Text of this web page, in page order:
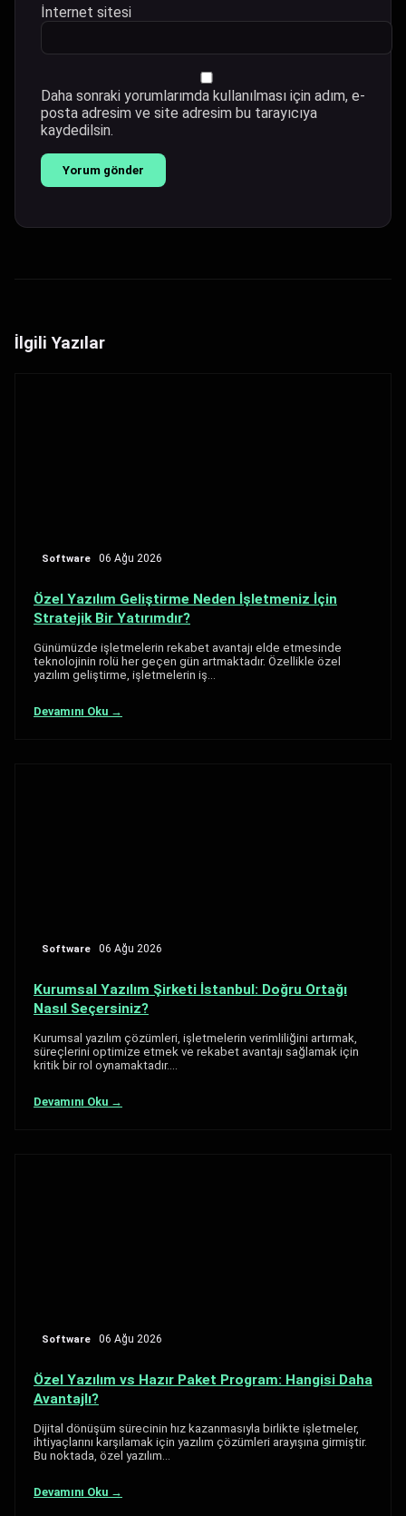
İnternet sitesi
Daha sonraki yorumlarımda kullanılması için adım, e-
posta adresim ve site adresim bu tarayıcıya
kaydedilsin.
İlgili Yazılar
Software 06 Ağu 2026
Özel Yazılım Geliştirme Neden İşletmeniz İçin
Stratejik Bir Yatırımdır?
Günümüzde işletmelerin rekabet avantajı elde etmesinde
teknolojinin rolü her geçen gün artmaktadır. Özellikle özel
yazılım geliştirme, işletmelerin iş…
Devamını Oku →
Software 06 Ağu 2026
Kurumsal Yazılım Şirketi İstanbul: Doğru Ortağı
Nasıl Seçersiniz?
Kurumsal yazılım çözümleri, işletmelerin verimliliğini artırmak,
süreçlerini optimize etmek ve rekabet avantajı sağlamak için
kritik bir rol oynamaktadır.…
Devamını Oku →
Software 06 Ağu 2026
Özel Yazılım vs Hazır Paket Program: Hangisi Daha
Avantajlı?
Dijital dönüşüm sürecinin hız kazanmasıyla birlikte işletmeler,
ihtiyaçlarını karşılamak için yazılım çözümleri arayışına girmiştir.
Bu noktada, özel yazılım…
Devamını Oku →